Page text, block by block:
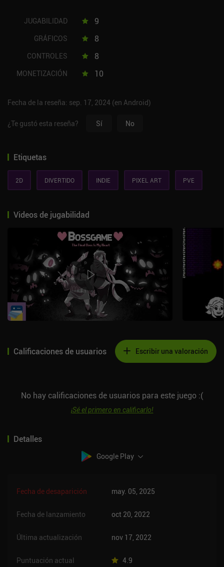
JUGABILIDAD 9
GRÁFICOS 8
CONTROLES 8
MONETIZACIÓN 10
Fecha de la reseña: sep. 17, 2024 (en Android)
¿Te gustó esta reseña? Sí No
Etiquetas
2D DIVERTIDO INDIE PIXEL ART PVE
Videos de jugabilidad
Calificaciones de usuarios Escribir una valoración
No hay calificaciones de usuarios para este juego :(
¡Sé el primero en calificarlo!
Detalles
Google Play
Fecha de desaparición may. 05, 2025
Fecha de lanzamiento oct 20, 2022
Última actualización nov 17, 2022
Puntuación actual 4.9